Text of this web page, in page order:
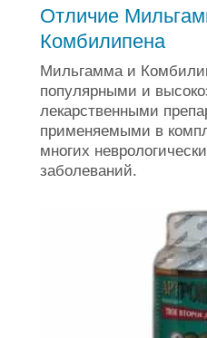
Отличие
Комбилипена
Мильгамма и
популярными и
лекарственными
применяемыми в
многих
заболеваний.